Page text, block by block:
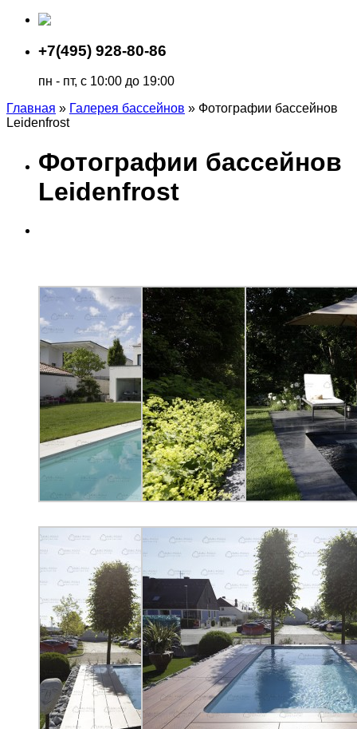
+7(495) 928-80-86
пн - пт, с 10:00 до 19:00
Главная » Галерея бассейнов » Фотографии бассейнов
Leidenfrost
Фотографии бассейнов
Leidenfrost